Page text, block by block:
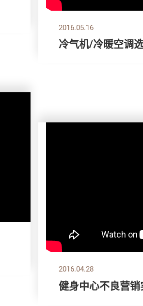
2016.05.16
冷气机/冷暖空调
2016.04.28
健身中心不良营销